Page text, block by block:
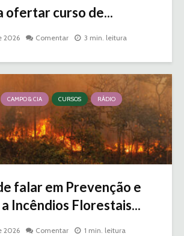
ofertar curso de...
2026 Comentar 3 min. leitura
CAMPO & CIA CURSOS RÁDIO
falar em Prevenção e
Incêndios Florestais...
2026 Comentar 1 min. leitura